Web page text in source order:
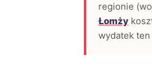
regionie
Łomży
wydatek ten